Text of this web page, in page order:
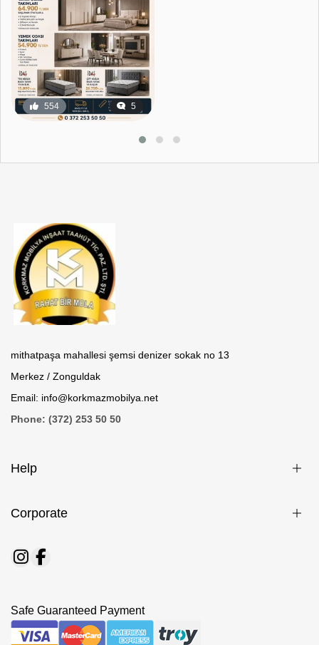
554 5
mithatpaşa mahallesi şemsi denizer sokak no 13
Merkez / Zonguldak
Email: info@korkmazmobilya.net
Phone: (372) 253 50 50
Help
Corporate
Safe Guaranteed Payment